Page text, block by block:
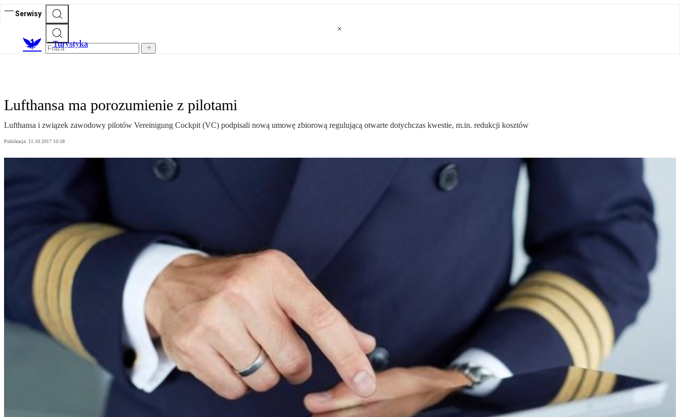
Serwisy
Turystyka
Lufthansa ma porozumienie z pilotami
Lufthansa i związek zawodowy pilotów Vereinigung Cockpit (VC) podpisali nową umowę zbiorową regulującą otwarte dotychczas kwestie, m.in. redukcji kosztów
Publikacja: 11.10.2017 10:58